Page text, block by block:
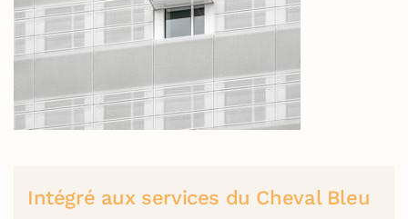
Intégré aux services du Cheval Bleu